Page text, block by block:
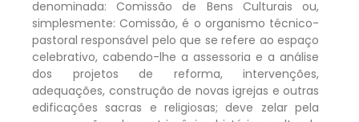
denominada: Comissão de Bens Culturais ou,
simplesmente: Comissão, é o organismo técnico-
pastoral responsável pelo que se refere ao espaço
celebrativo, cabendo-lhe a assessoria e a análise
dos projetos de reforma, intervenções,
adequações, construção de novas igrejas e outras
edificações sacras e religiosas; deve zelar pela